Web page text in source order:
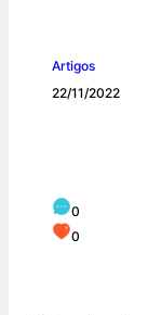
Artigos
22/11/2022
0
0